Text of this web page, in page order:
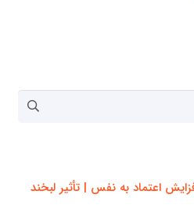
اعتماد به نفس | تأثیر لبخند